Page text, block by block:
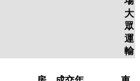
大
眾
運
輸